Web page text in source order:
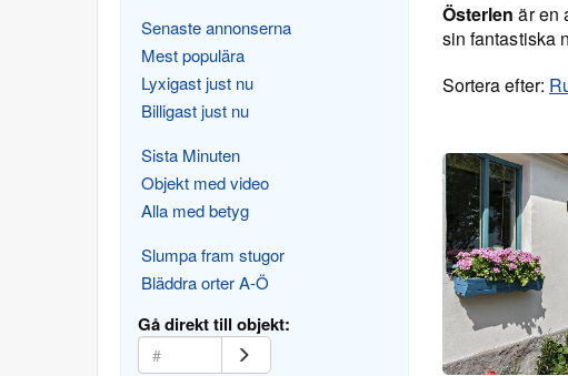
Senaste annonserna
Mest populära
Lyxigast just nu
Billigast just nu
Sista Minuten
Objekt med video
Alla med betyg
Slumpa fram stugor
Bläddra orter A-Ö
Gå direkt till objekt:
Österlen är en
sin fantastiska
Sortera efter: